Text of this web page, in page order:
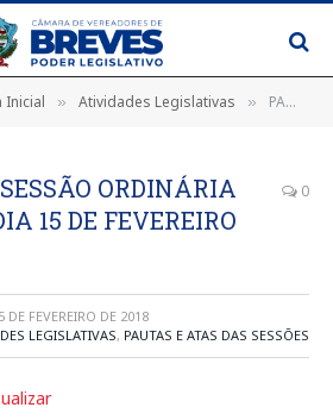
Inicial » Atividades Legislativas » PAUTA DA 3ª SESSÃO ORDINÁRIA REALIZADA DIA 15 DE FEVEREIRO DE 2018
ORDINÁRIA
15 DE FEVEREIRO
0
DE FEVEREIRO DE 2018
LEGISLATIVAS, PAUTAS E ATAS DAS SESSÕES